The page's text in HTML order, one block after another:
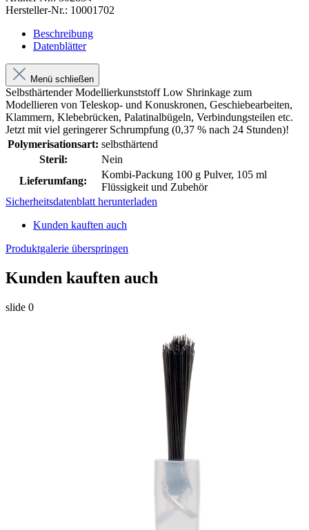
Hersteller-Nr.: 10001702
Beschreibung
Datenblätter
Menü schließen
Selbsthärtender Modellierkunststoff Low Shrinkage zum
Modellieren von Teleskop- und Konuskronen, Geschiebearbeiten,
Klammern, Klebebrücken, Palatinalbügeln, Verbindungsteilen etc.
Jetzt mit viel geringerer Schrumpfung (0,37 % nach 24 Stunden)!
Polymerisationsart: selbsthärtend
Steril:
Nein
Lieferumfang:
Kombi-Packung 100 g Pulver, 105 ml
Flüssigkeit und Zubehör
Sicherheitsdatenblatt herunterladen
Kunden kauften auch
Produktgalerie überspringen
Kunden kauften auch
slide 0